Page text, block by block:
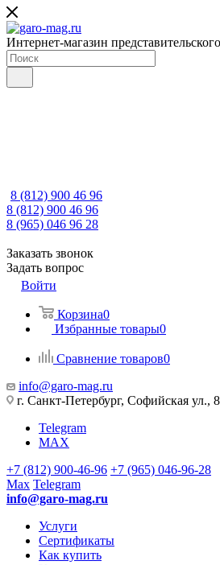
Интернет-магазин
8 (812) 900 46 96
8 (812) 900 46 96
8 (965) 046 96 28
Заказать звонок
Задать вопрос
Войти
Корзина0
Избранные товары0
Сравнение товаров0
info@garo-mag.ru
г. Санкт-Петербург, Софийская ул.,
Telegram
MAX
+7 (812) 900-46-96 +7 (965) 046-96-28
Max Telegram
info@garo-mag.ru
Услуги
Сертификаты
Как купить